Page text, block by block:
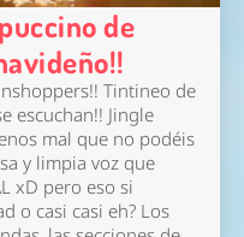
de
Tintineo de
escuchan!! Jingle
mal que no podéis
y limpia voz que
xD pero eso si
o casi casi eh? Los